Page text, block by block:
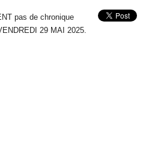
pas de chronique
29 MAI 2025.